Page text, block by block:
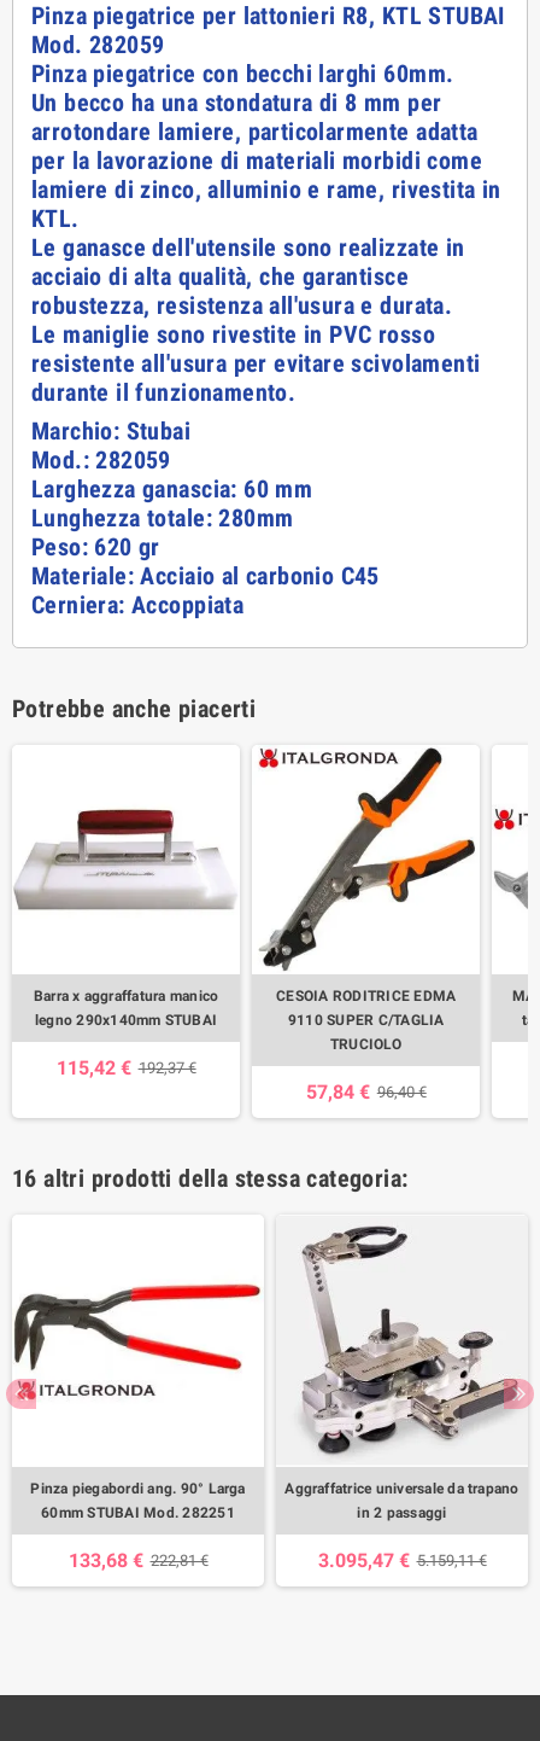
Pinza piegatrice per lattonieri R8, KTL STUBAI
Mod. 282059
Pinza piegatrice con becchi larghi 60mm.
Un becco ha una stondatura di 8 mm per
arrotondare lamiere, particolarmente adatta
per la lavorazione di materiali morbidi come
lamiere di zinco, alluminio e rame, rivestita in
KTL.
Le ganasce dell'utensile sono realizzate in
acciaio di alta qualità, che garantisce
robustezza, resistenza all'usura e durata.
Le maniglie sono rivestite in PVC rosso
resistente all'usura per evitare scivolamenti
durante il funzionamento.
Marchio: Stubai
Mod.: 282059
Larghezza ganascia: 60 mm
Lunghezza totale: 280mm
Peso: 620 gr
Materiale: Acciaio al carbonio C45
Cerniera: Accoppiata
Potrebbe anche piacerti
Barra x aggraffatura manico
legno 290x140mm STUBAI
115,42 € 192,37 €
CESOIA RODITRICE EDMA
9110 SUPER C/TAGLIA
TRUCIOLO
57,84 € 96,40 €
16 altri prodotti della stessa categoria:
Pinza piegabordi ang. 90° Larga
60mm STUBAI Mod. 282251
133,68 € 222,81 €
Aggraffatrice universale da trapano
in 2 passaggi
3.095,47 € 5.159,11 €